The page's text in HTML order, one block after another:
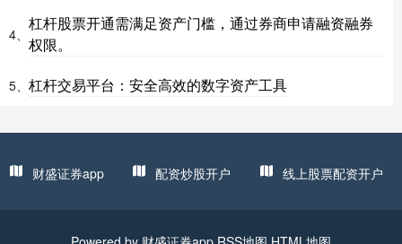
4、
杠杆股票开通需满足资产门槛，通过券商申请融资融券
权限。
5、 杠杆交易平台：安全高效的数字资产工具
财盛证券app 配资炒股开户 线上股票配资开户